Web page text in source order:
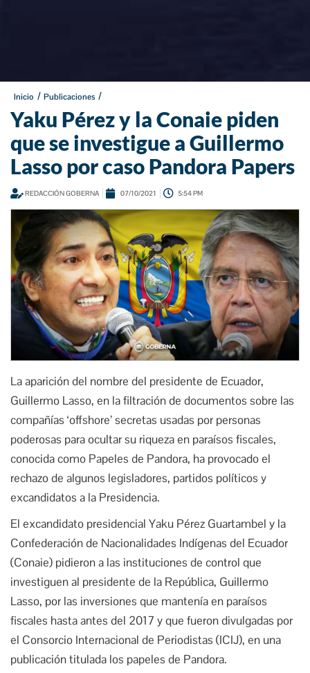
Inicio / Publicaciones /
Yaku Pérez y la Conaie piden
que se investigue a Guillermo
Lasso por caso Pandora Papers
REDACCIÓN GOBERNA 07/10/2021 5:54 PM
La aparición del nombre del presidente de Ecuador,
Guillermo Lasso, en la filtración de documentos sobre las
compañías ‘offshore’ secretas usadas por personas
poderosas para ocultar su riqueza en paraísos fiscales,
conocida como Papeles de Pandora, ha provocado el
rechazo de algunos legisladores, partidos políticos y
excandidatos a la Presidencia.
El excandidato presidencial Yaku Pérez Guartambel y la
Confederación de Nacionalidades Indígenas del Ecuador
(Conaie) pidieron a las instituciones de control que
investiguen al presidente de la República, Guillermo
Lasso, por las inversiones que mantenía en paraísos
fiscales hasta antes del 2017 y que fueron divulgadas por
el Consorcio Internacional de Periodistas (ICIJ), en una
publicación titulada los papeles de Pandora.